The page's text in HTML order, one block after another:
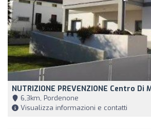
NUTRIZIONE PREVENZIONE Centro
6,3km, Pordenone
Visualizza informazioni e contatti